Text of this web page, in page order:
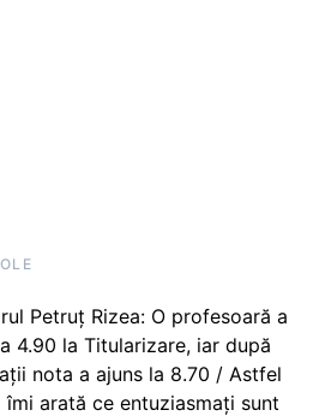
Petruț Rizea: O profesoară a
4.90 la Titularizare, iar după
nota a ajuns la 8.70 / Astfel
îmi arată ce entuziasmați sunt